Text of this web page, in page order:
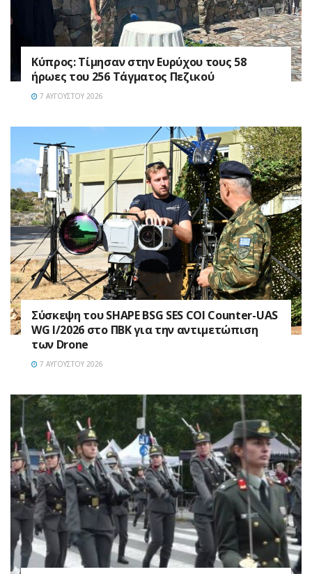
Κύπρος: Τίμησαν στην Ευρύχου τους 58
ήρωες του 256 Τάγματος Πεζικού
7 ΑΥΓΟΎΣΤΟΥ 2026
Σύσκεψη του SHAPE BSG SES COI Counter-UAS
WG I/2026 στο ΠΒΚ για την αντιμετώπιση
των Drone
7 ΑΥΓΟΎΣΤΟΥ 2026